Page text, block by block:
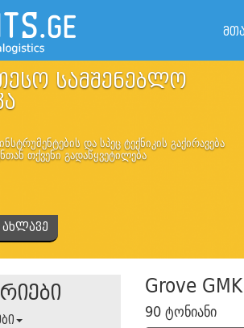
სამშენებლო
და სპეც ტექნიკის გაქირავება
თქვენი გადაწყვეტილება
ახლავე
Grove
90 ტონიანი